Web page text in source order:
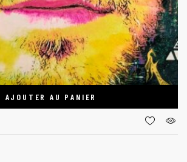
AJOUTER AU PANIER